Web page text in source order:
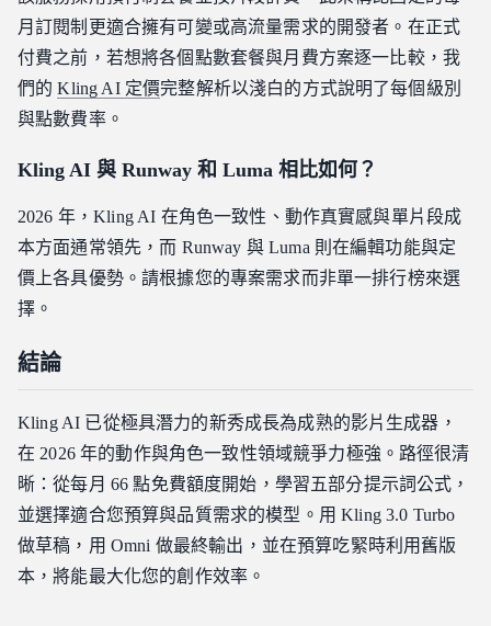
月訂閱制更適合擁有可變或高流量需求的開發者。在正式
付費之前，若想將各個點數套餐與月費方案逐一比較，我
們的Kling AI 定價完整解析以淺白的方式說明了每個級別
與點數費率。
Kling AI 與 Runway 和 Luma 相比如何？
2026 年，Kling AI 在角色一致性、動作真實感與單片段成
本方面通常領先，而 Runway 與 Luma 則在編輯功能與定
價上各具優勢。請根據您的專案需求而非單一排行榜來選
擇。
結論
Kling AI 已從極具潛力的新秀成長為成熟的影片生成器，
在 2026 年的動作與角色一致性領域競爭力極強。路徑很清
晰：從每月 66 點免費額度開始，學習五部分提示詞公式，
並選擇適合您預算與品質需求的模型。用 Kling 3.0 Turbo
做草稿，用 Omni 做最終輸出，並在預算吃緊時利用舊版
本，將能最大化您的創作效率。